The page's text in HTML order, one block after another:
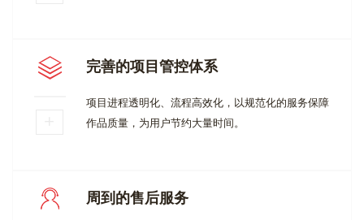
完善的项目管控体系
项目进程透明化、流程高效化，以规范化的服务保障
作品质量，为用户节约大量时间。
周到的售后服务